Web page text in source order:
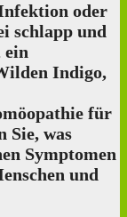
oder
schlapp und
ein
Indigo,
für
Sie, was
Symptomen
und